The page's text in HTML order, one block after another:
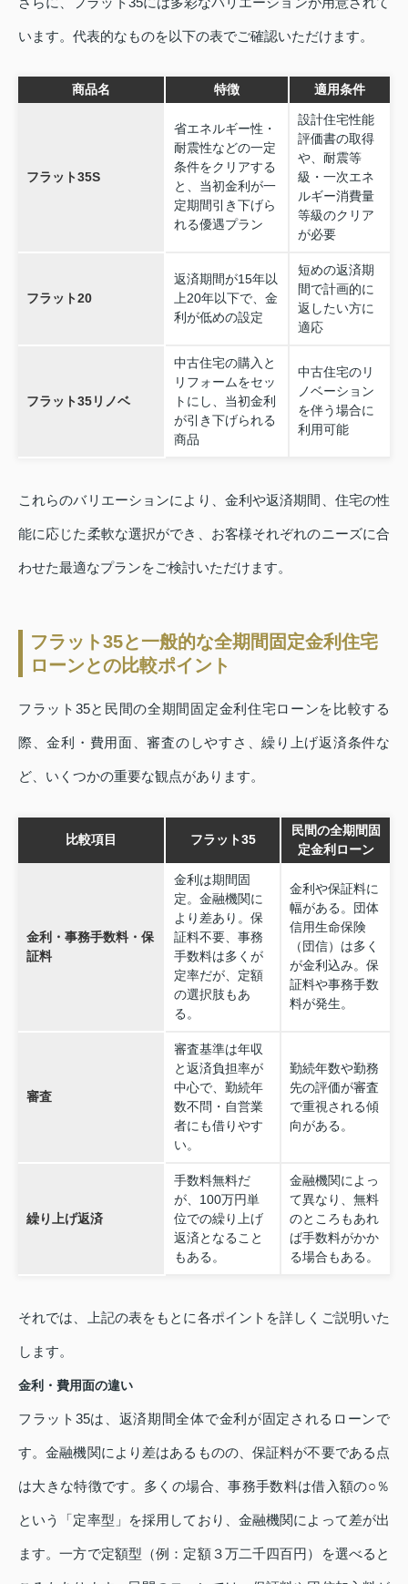
います。代表的なものを以下の表でご確認いただけます。
商品名 特徴 適用条件
フラット35S
省エネルギー性・
耐震性などの一定
条件をクリアする
と、当初金利が一
定期間引き下げら
れる優遇プラン
設計住宅性能
評価書の取得
や、耐震等
級・一次エネ
ルギー消費量
等級のクリア
が必要
フラット20
返済期間が15年以
上20年以下で、金
利が低めの設定
短めの返済期
間で計画的に
返したい方に
適応
フラット35リノベ
中古住宅の購入と
リフォームをセッ
トにし、当初金利
が引き下げられる
商品
中古住宅のリ
ノベーション
を伴う場合に
利用可能
これらのバリエーションにより、金利や返済期間、住宅の性
能に応じた柔軟な選択ができ、お客様それぞれのニーズに合
わせた最適なプランをご検討いただけます。
フラット35と一般的な全期間固定金利住宅
ローンとの比較ポイント
フラット35と民間の全期間固定金利住宅ローンを比較する
際、金利・費用面、審査のしやすさ、繰り上げ返済条件な
ど、いくつかの重要な観点があります。
比較項目 フラット35
民間の全期間固
定金利ローン
金利・事務手数料・保
証料
金利は期間固
定。金融機関に
より差あり。保
証料不要、事務
手数料は多くが
定率だが、定額
の選択肢もあ
る。
金利や保証料に
幅がある。団体
信用生命保険
（団信）は多く
が金利込み。保
証料や事務手数
料が発生。
審査
審査基準は年収
と返済負担率が
中心で、勤続年
数不問・自営業
者にも借りやす
い。
勤続年数や勤務
先の評価が審査
で重視される傾
向がある。
繰り上げ返済
手数料無料だ
が、100万円単
位での繰り上げ
返済となること
もある。
金融機関によっ
て異なり、無料
のところもあれ
ば手数料がかか
る場合もある。
それでは、上記の表をもとに各ポイントを詳しくご説明いた
します。
金利・費用面の違い
フラット35は、返済期間全体で金利が固定されるローンで
す。金融機関により差はあるものの、保証料が不要である点
は大きな特徴です。多くの場合、事務手数料は借入額の○％
という「定率型」を採用しており、金融機関によって差が出
ます。一方で定額型（例：定額３万二千四百円）を選べると